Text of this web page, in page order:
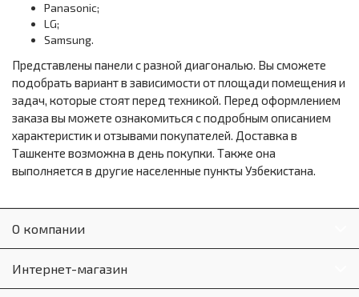
Panasonic;
LG;
Samsung.
Представлены панели с разной диагональю. Вы сможете
подобрать вариант в зависимости от площади помещения и
задач, которые стоят перед техникой. Перед оформлением
заказа вы можете ознакомиться с подробным описанием
характеристик и отзывами покупателей. Доставка в
Ташкенте возможна в день покупки. Также она
выполняется в другие населенные пункты Узбекистана.
О компании
Интернет-магазин